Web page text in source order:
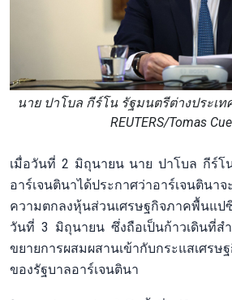
นาย ปาโบล กีร์โน รัฐมนตรีต่างประเท
REUTERS/Tomas
เมื่อวันที่ 2 มิถุนายน นาย ปาโบล กีร์โ
อาร์เจนตินาได้ประกาศว่าอาร์เจนตินา
ความตกลงหุ้นส่วนเศรษฐกิจภาคพื้นแ
วันที่ 3 มิถุนายน ซึ่งถือเป็นก้าวเดินที่ส
ขยายการผสมผสานเข้ากับกระแสเศรษ
ของรัฐบาลอาร์เจนตินา